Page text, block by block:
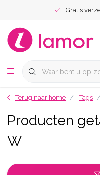
Gratis
Terug naar home Tags
Producten
W